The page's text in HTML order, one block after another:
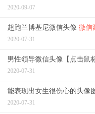
2020-09-07
超跑兰博基尼微信头像 微信
2020-07-31
男性领导微信头像【点击鼠
2020-07-31
能表现出女生很伤心的头像
2020-07-31